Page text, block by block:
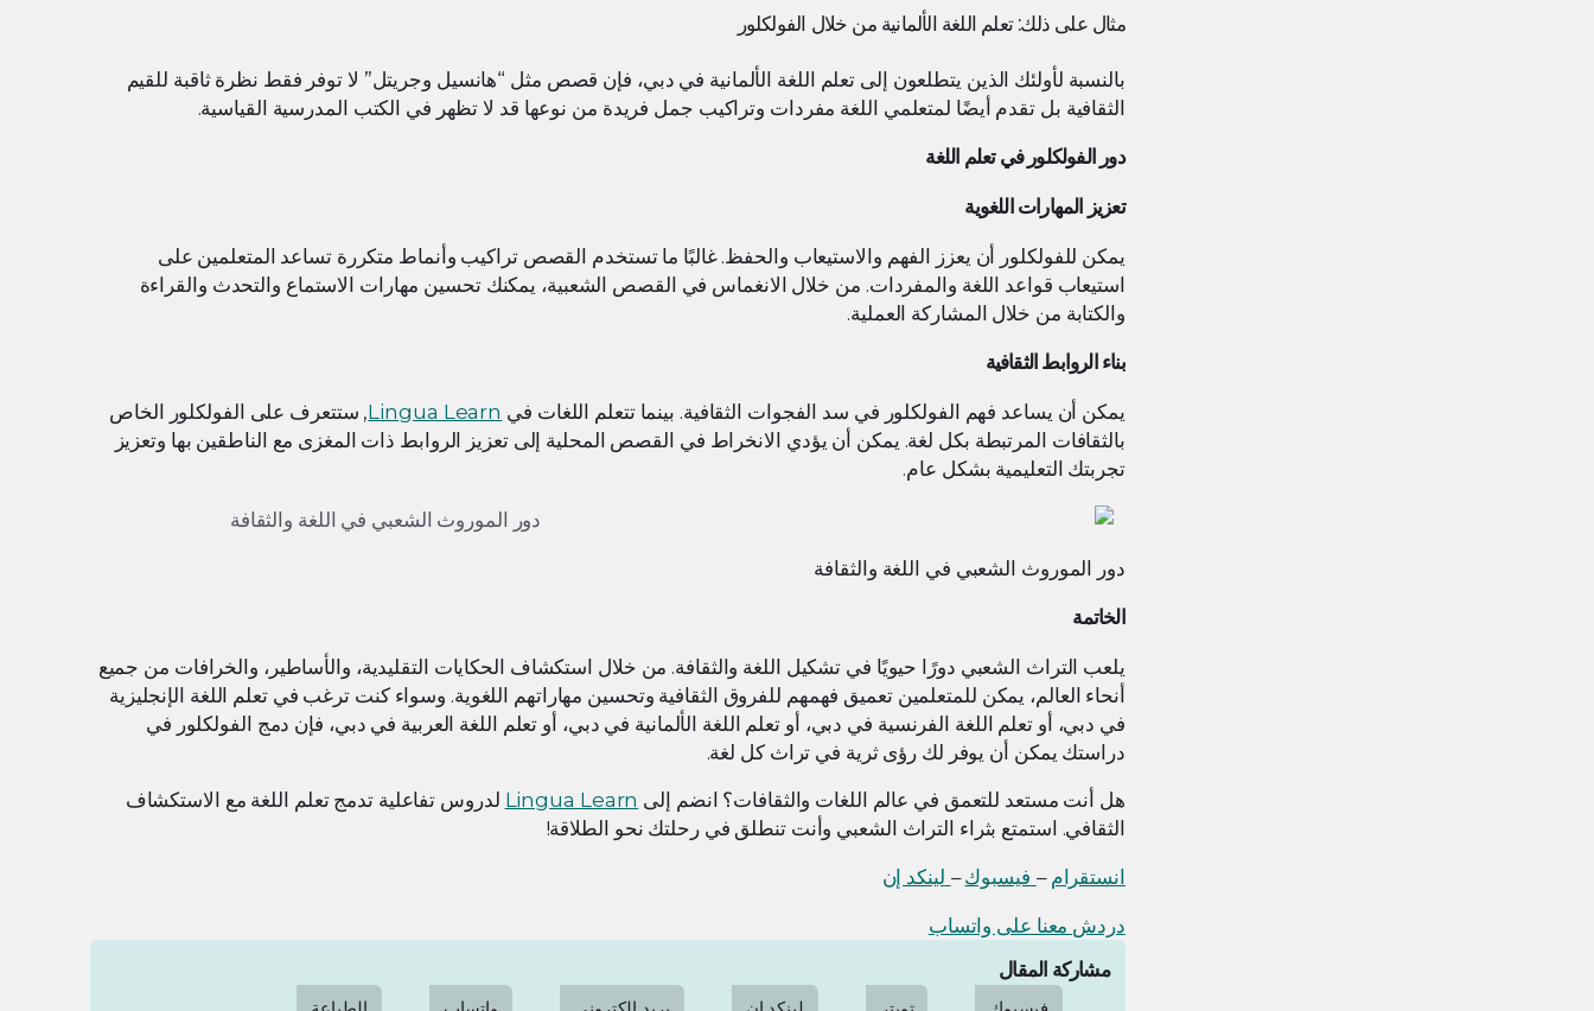
مثال على ذلك: تعلم اللغة الألمانية من خلال الفولكلور
بالنسبة لأولئك الذين يتطلعون إلى تعلم اللغة الألمانية في دبي، فإن قصص مثل “هانسيل وجريتل” لا توفر فقط نظرة ثاقبة للقيم
الثقافية بل تقدم أيضًا لمتعلمي اللغة مفردات وتراكيب جمل فريدة من نوعها قد لا تظهر في الكتب المدرسية القياسية.
دور الفولكلور في تعلم اللغة
تعزيز المهارات اللغوية
يمكن للفولكلور أن يعزز الفهم والاستيعاب والحفظ. غالبًا ما تستخدم القصص تراكيب وأنماط متكررة تساعد المتعلمين على
استيعاب قواعد اللغة والمفردات. من خلال الانغماس في القصص الشعبية، يمكنك تحسين مهارات الاستماع والتحدث والقراءة
والكتابة من خلال المشاركة العملية.
بناء الروابط الثقافية
يمكن أن يساعد فهم الفولكلور في سد الفجوات الثقافية. بينما تتعلم اللغات في Lingua Learn, ستتعرف على الفولكلور الخاص
بالثقافات المرتبطة بكل لغة. يمكن أن يؤدي الانخراط في القصص المحلية إلى تعزيز الروابط ذات المغزى مع الناطقين بها وتعزيز
تجربتك التعليمية بشكل عام.
دور الموروث الشعبي في اللغة والثقافة
الخاتمة
يلعب التراث الشعبي دورًا حيويًا في تشكيل اللغة والثقافة. من خلال استكشاف الحكايات التقليدية، والأساطير، والخرافات من جميع
أنحاء العالم، يمكن للمتعلمين تعميق فهمهم للفروق الثقافية وتحسين مهاراتهم اللغوية. وسواء كنت ترغب في تعلم اللغة الإنجليزية
في دبي، أو تعلم اللغة الفرنسية في دبي، أو تعلم اللغة الألمانية في دبي، أو تعلم اللغة العربية في دبي، فإن دمج الفولكلور في
دراستك يمكن أن يوفر لك رؤى ثرية في تراث كل لغة.
هل أنت مستعد للتعمق في عالم اللغات والثقافات؟ انضم إلى Lingua Learn لدروس تفاعلية تدمج تعلم اللغة مع الاستكشاف
الثقافي. استمتع بثراء التراث الشعبي وأنت تنطلق في رحلتك نحو الطلاقة!
انستقرام – فيسبوك– لينكد إن
دردش معنا على واتساب
مشاركة المقال